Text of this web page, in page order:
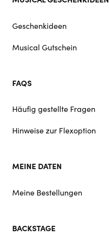
Geschenkideen
Musical Gutschein
FAQS
Häufig gestellte Fragen
Hinweise zur Flexoption
MEINE DATEN
Meine Bestellungen
BACKSTAGE